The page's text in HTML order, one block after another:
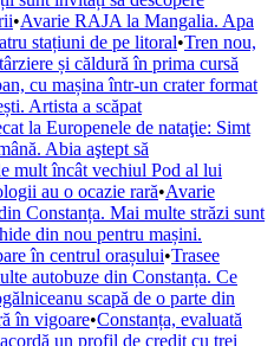
•Avarie RAJA la Mangalia. Apa
stațiuni de pe litoral•Tren nou,
și căldură în prima cursă
cu mașina într-un crater format
Artista a scăpat
la Europenele de nataţie: Simt
Abia aştept să
mult încât vechiul Pod al lui
au o ocazie rară•Avarie
Constanța. Mai multe străzi sunt
din nou pentru mașini.
în centrul orașului•Trasee
autobuze din Constanța. Ce
scapă de o parte din
în vigoare•Constanța, evaluată
un profil de credit cu trei